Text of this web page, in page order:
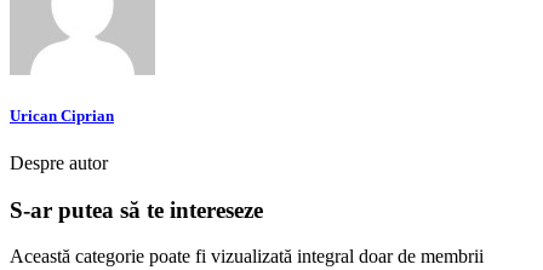
Urican Ciprian
Despre autor
S-ar putea să te intereseze
Această categorie poate fi vizualizată integral doar de membrii